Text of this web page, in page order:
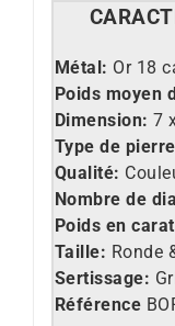
CARACT
Métal: Or 18
Poids moyen
Dimension: 7
Type de
Qualité:
Nombre de
Poids en
Taille: Ronde
Sertissage:
Référence